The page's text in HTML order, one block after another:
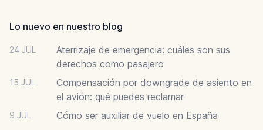
Lo nuevo en nuestro blog
24 JUL
Aterrizaje de emergencia: cuáles son sus
derechos como pasajero
15 JUL
Compensación por downgrade de asiento en
el avión: qué puedes reclamar
9 JUL Cómo ser auxiliar de vuelo en España